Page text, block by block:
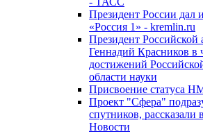
Президент России дал
«Россия 1» - kremlin.ru
Президент Российской
Геннадий Красников в
достижений
области науки
Присвоение статуса
Проект "Сфера"
спутников,
Новости